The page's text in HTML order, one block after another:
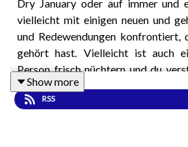
Dry January oder auf immer und
vielleicht mit einigen neuen und
und Redewendungen konfrontiert,
gehört hast. Vielleicht ist auch
Person frisch nüchtern und du
von dem, was sie dir über
ihren High Bottom erzählt.
Show more
RSS